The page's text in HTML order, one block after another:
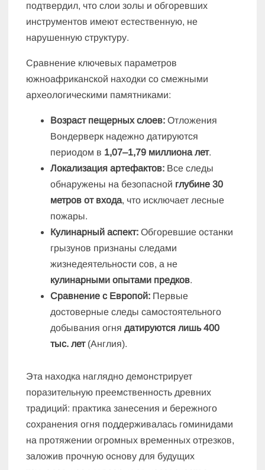
подтвердил, что слои золы и обгоревших
инструментов имеют естественную, не
нарушенную структуру.
Сравнение ключевых параметров
южноафриканской находки со смежными
археологическими памятниками:
Возраст пещерных слоев: Отложения
Вондерверк надежно датируются
периодом в 1,07–1,79 миллиона лет.
Локализация артефактов: Все следы
обнаружены на безопасной глубине 30
метров от входа, что исключает лесные
пожары.
Кулинарный аспект: Обгоревшие останки
грызунов признаны следами
жизнедеятельности сов, а не
кулинарными опытами предков.
Сравнение с Европой: Первые
достоверные следы самостоятельного
добывания огнядатируются лишь 400
тыс. лет(Англия).
Эта находка наглядно демонстрирует
поразительную преемственность древних
традиций: практика занесения и бережного
сохранения огня поддерживалась гоминидами
на протяжении огромных временных отрезков,
заложив прочную основу для будущих